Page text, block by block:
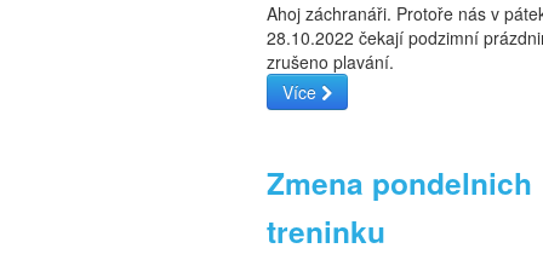
Ahoj záchranáři. Protoře nás v
28.10.2022 čekají podzimní
zrušeno plavání.
Více
Zmena pondelnich
treninku